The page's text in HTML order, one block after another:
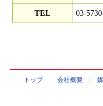
TEL 03-
トップ| 会社概要|